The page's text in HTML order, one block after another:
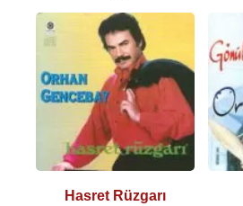
Hasret Rüzgarı